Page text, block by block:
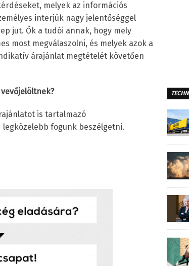
melyek az információs
interjúk nagy jelentőséggel
jut. Ők a tudói annak, hogy mely
most megválaszolni, és melyek azok a
árajánlat megtételét követően
is tartalmazó
fogunk beszélgetni.